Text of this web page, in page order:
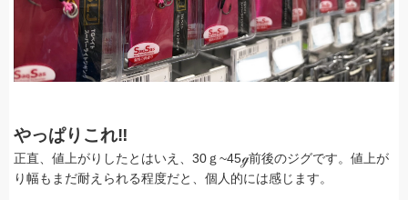
やっぱりこれ‼
正直、値上がりしたとはいえ、30ｇ~45ℊ前後のジグです。値上が
り幅もまだ耐えられる程度だと、個人的には感じます。